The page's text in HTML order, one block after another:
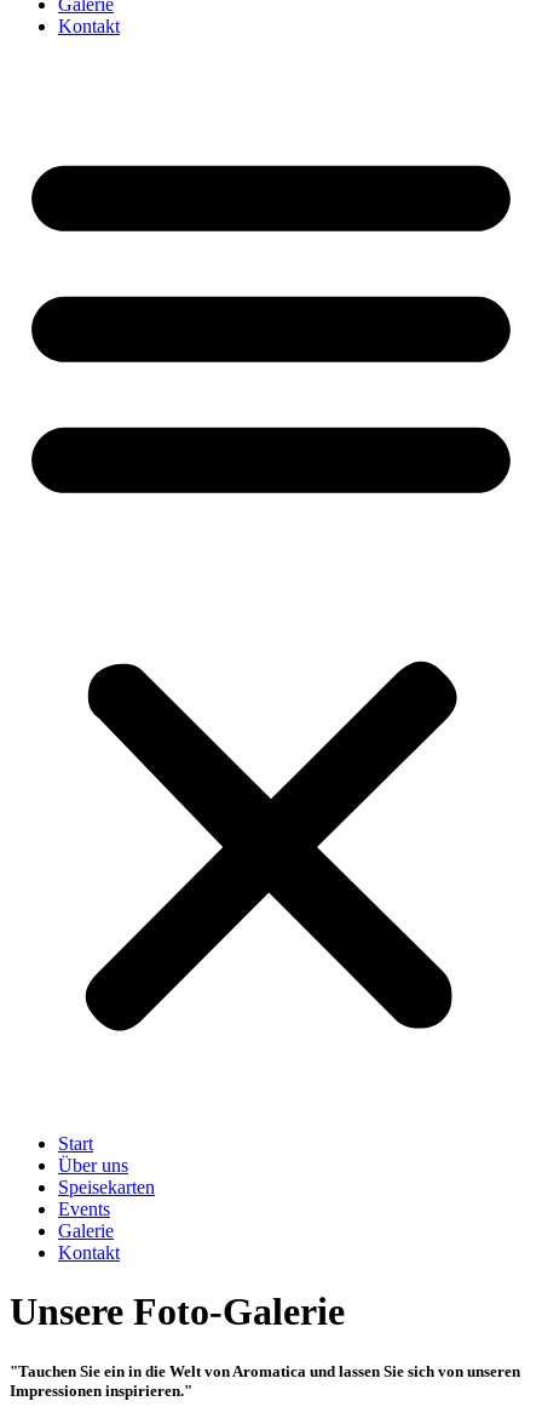
Galerie
Kontakt
Start
Über uns
Speisekarten
Events
Galerie
Kontakt
Unsere Foto-Galerie
"Tauchen Sie ein in die Welt von Aromatica und lassen Sie sich von unseren
Impressionen inspirieren."